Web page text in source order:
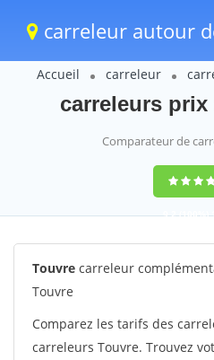
carreleur autour
Accueil carreleur
carreleurs prix
Comparateur de
9,2(100%)
votes
Touvre carreleur
Touvre
Comparez les tarifs des
carreleurs Touvre. Trouvez